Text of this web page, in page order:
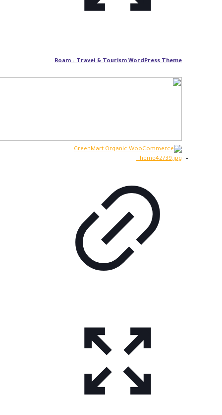
Roam – Travel & Tourism WordPress Theme